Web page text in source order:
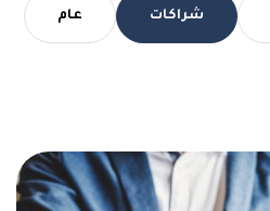
شراكات عام